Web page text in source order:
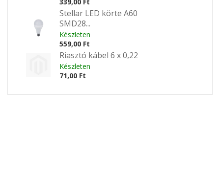
Stellar LED körte A60
SMD28...
Készleten
559,00 Ft
Riasztó kábel 6 x 0,22
Készleten
71,00 Ft